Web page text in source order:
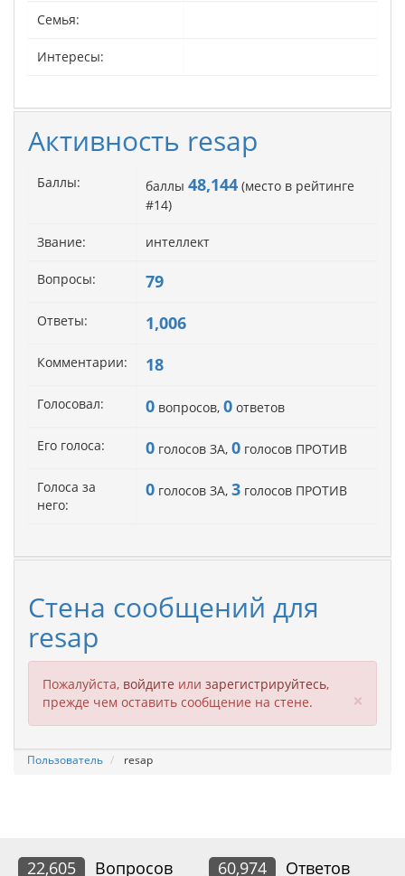
Семья:
Интересы:
Активность resap
Баллы: баллы 48,144 (место в рейтинге
#14)
Звание: интеллект
Вопросы: 79
Ответы: 1,006
Комментарии: 18
Голосовал: 0 вопросов, 0 ответов
Его голоса: 0 голосов ЗА, 0 голосов ПРОТИВ
Голоса за
него:
0 голосов ЗА, 3 голосов ПРОТИВ
Стена сообщений для
resap
Пожалуйста, войдите или зарегистрируйтесь,
прежде чем оставить сообщение на стене.
×
Пользователь resap
22,605 Вопросов 60,974 Ответов